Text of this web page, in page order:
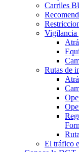
Carriles
Vigilancia
Rutas de
El tráfico